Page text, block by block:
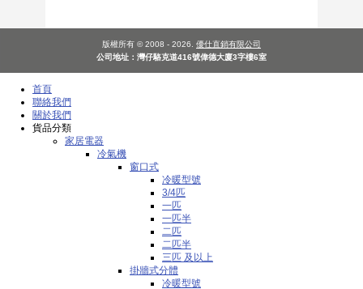
版權所有 © 2008 - 2026. 優仕直銷有限公司
公司地址：灣仔駱克道416號偉德大廈3字樓6室
首頁
聯絡我們
關於我們
貨品分類
家居電器
冷氣機
窗口式
冷暖型號
3/4匹
一匹
一匹半
二匹
二匹半
三匹 及以上
掛牆式分體
冷暖型號